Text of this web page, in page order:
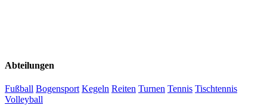
Abteilungen
Fußball Bogensport Kegeln Reiten Turnen Tennis Tischtennis
Volleyball